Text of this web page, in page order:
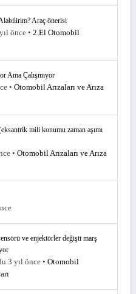
Araç önerisi
önce • 2.El Otomobil
Ama Çalışmıyor
• Otomobil Arızaları ve Arıza
mili konumu zaman aşımı
• Otomobil Arızaları ve Arıza
ve enjektörler değişti marş
3 yıl önce • Otomobil